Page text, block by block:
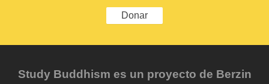
Donar
Study Buddhism es un proyecto de Berzin